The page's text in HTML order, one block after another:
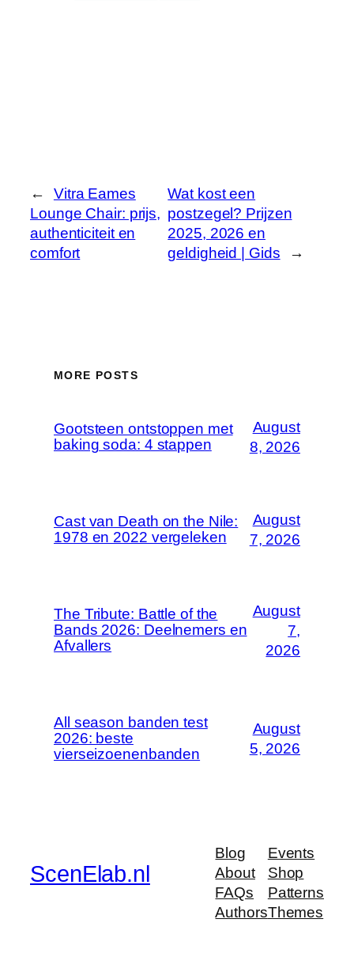
←
Vitra Eames
Lounge Chair: prijs,
authenticiteit en
comfort
Wat kost een
postzegel? Prijzen
2025, 2026 en
geldigheid | Gids
→
MORE POSTS
Gootsteen ontstoppen met
baking soda: 4 stappen
August
8, 2026
Cast van Death on the Nile:
1978 en 2022 vergeleken
August
7, 2026
The Tribute: Battle of the
Bands 2026: Deelnemers en
Afvallers
August
7,
2026
All season banden test
2026: beste
vierseizoenenbanden
August
5, 2026
ScenElab.nl
Blog
About
FAQs
Authors
Events
Shop
Patterns
Themes